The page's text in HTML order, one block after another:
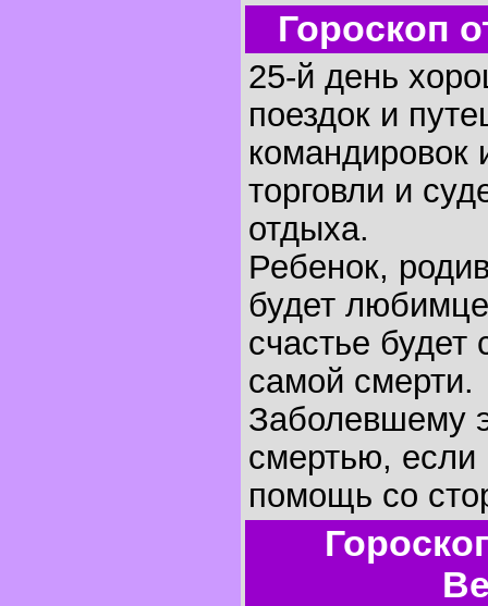
Гороскоп
25-й день
поездок и
командировок
торговли и
отдыха.
Ребенок,
будет
счастье будет
самой смерти.
Заболевшему
смертью, если
помощь со